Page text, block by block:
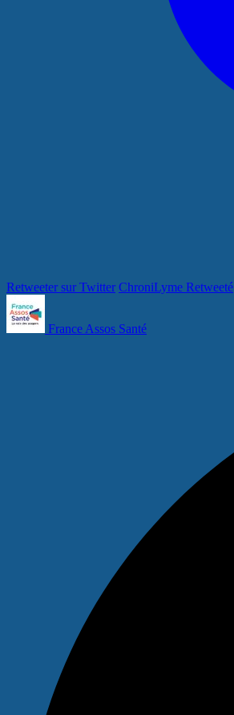
Retweeter sur Twitter ChroniLyme Retweeté
France Assos Santé